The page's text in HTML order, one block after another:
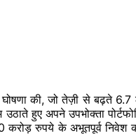
की, जोतेज़ी से बढ़ते
हुए अपने उपभोक्ता
करोड़ रुपये के अभूतपूर्व निवेश